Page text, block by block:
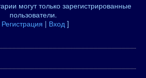
могут только зарегистрированные
пользователи.
Регистрация | Вход ]